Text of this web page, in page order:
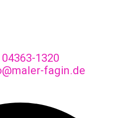
04363-1320
fagin.de